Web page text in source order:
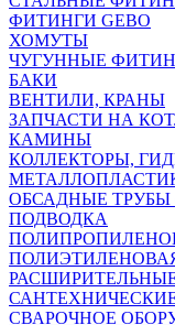
ФИТИНГИ GEBO
ХОМУТЫ
ЧУГУННЫЕ
БАКИ
ВЕНТИЛИ, КРАНЫ
ЗАПЧАСТИ НА
КАМИНЫ
КОЛЛЕКТОРЫ,
ОБСАДНЫЕ ТРУБЫ
ПОДВОДКА
СВАРОЧНОЕ